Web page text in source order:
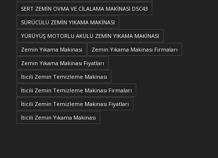
SERT ZEMİN OVMA VE CİLALAMA MAKİNASI DSC43
SÜRÜCÜLÜ ZEMİN YIKAMA MAKİNASI
YÜRÜYÜŞ MOTORLU AKÜLÜ ZEMİN YIKAMA MAKİNASI
Zemin Yıkama Makinası
Zemin Yıkama Makinası Firmaları
Zemin Yıkama Makinası Fiyatları
İticili Zemin Temizleme Makinası
İticili Zemin Temizleme Makinası Firmaları
İticili Zemin Temizleme Makinası Fiyatları
İticili Zemin Yıkama Makinası